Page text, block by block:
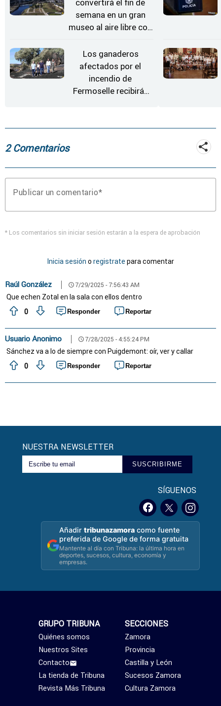
convertirá el fin de
semana en un gran
museo al aire libre con
Los ganaderos
afectados por el
incendio de
Fermoselle recibirán
2 Comentarios
Publicar un comentario
* Los comentarios sin iniciar sesión estarán a la espera de aprobación
Inicia sesión o registrate para comentar
Raúl González schedule 7/29/2025 - 7:56:43 AM
Que echen Zotal en la sala con ellos dentro
0
Responder Reportar
Usuario Anonimo schedule 7/28/2025 - 4:55:24 PM
Sánchez va a lo de siempre con Puigdemont: oír, ver y callar
0
Responder Reportar
NUESTRA NEWSLETTER
SUSCRIBIRME
SÍGUENOS
Añadirtribunazamora como fuente
preferida de Google de forma gratuita
Mantente al día con Tribuna: la última hora en
deportes, sucesos, cultura, economía y
empresas.
SECCIONES
Zamora
Provincia
Castilla y León
Sucesos Zamora
Cultura Zamora
GRUPO TRIBUNA
Quiénes somos
Nuestros Sites
Contacto
La tienda de Tribuna
Revista Más Tribuna